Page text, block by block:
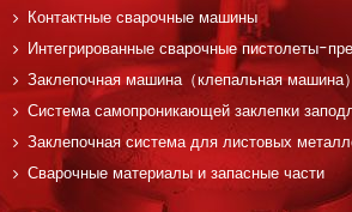
Контактные сварочные машины
Интегрированные сварочные пистолеты-
Заклепочная машина（клепальная машина）
Система самопроникающей заклепки
Заклепочная система для листовых
Сварочные материалы и запасные части